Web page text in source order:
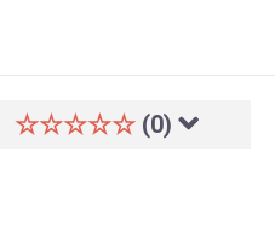
☆☆☆☆☆ (0)